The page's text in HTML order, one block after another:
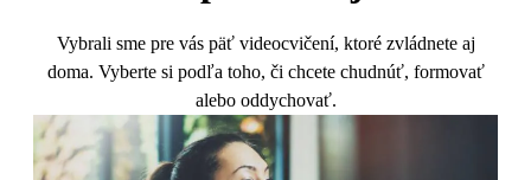
Vybrali sme pre vás päť videocvičení, ktoré zvládnete aj
doma. Vyberte si podľa toho, či chcete chudnúť, formovať
alebo oddychovať.